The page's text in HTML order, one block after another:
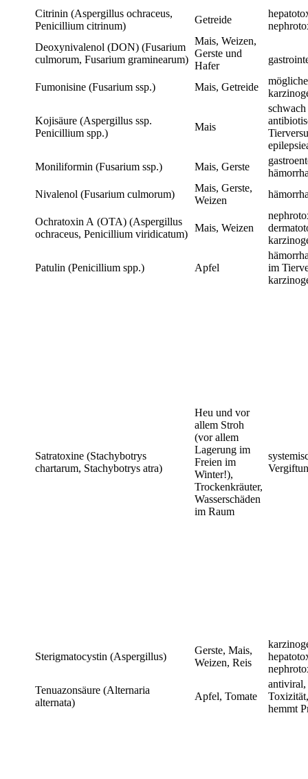
Citrinin (Aspergillus ochraceus,
Penicillium citrinum)
Getreide
Deoxynivalenol (DON) (Fusarium
culmorum, Fusarium graminearum)
Mais, Weizen,
Gerste und
Hafer
Fumonisine (Fusarium ssp.) Mais, Getreide
Kojisäure (Aspergillus ssp.
Penicillium spp.)
Mais
Moniliformin (Fusarium ssp.)
Mais, Gerste
Nivalenol (Fusarium culmorum)
Mais, Gerste,
Weizen
Ochratoxin A (OTA) (Aspergillus
ochraceus, Penicillium viridicatum)
Mais, Weizen
Patulin (Penicillium spp.) Apfel
im
Satratoxine (Stachybotrys
chartarum, Stachybotrys atra)
Heu und vor
allem Stroh
(vor allem
Lagerung im
Freien im
Winter!),
Trockenkräuter,
Wasserschäden
im Raum
Sterigmatocystin (Aspergillus)
Gerste, Mais,
Weizen, Reis
Tenuazonsäure (Alternaria
alternata)
Apfel, Tomate
antiviral,
Toxizität,
hemmt